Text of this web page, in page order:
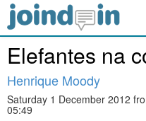
Elefantes na
Henrique Moody
Saturday 1 December 2012
05:49